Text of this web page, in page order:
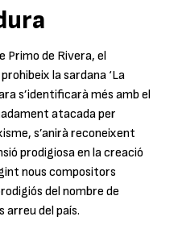
Primo de Rivera, el
la sardana ‘La
s’identificarà més amb el
atacada per
s’anirà reconeixent
prodigiosa en la creació
nous compositors
del nombre de
arreu del país.